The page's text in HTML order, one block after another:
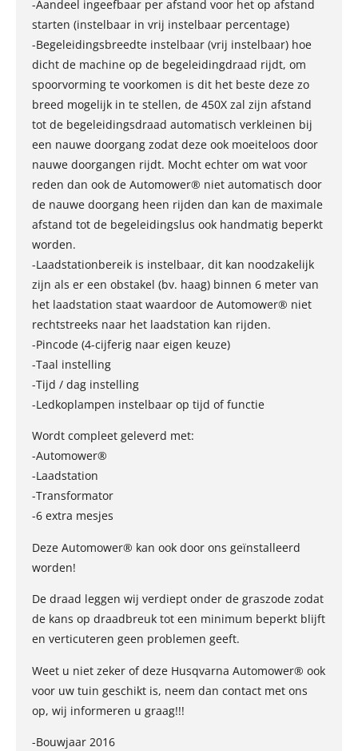
-Aandeel ingeefbaar per afstand voor het op afstand
starten (instelbaar in vrij instelbaar percentage)
-Begeleidingsbreedte instelbaar (vrij instelbaar) hoe
dicht de machine op de begeleidingdraad rijdt, om
spoorvorming te voorkomen is dit het beste deze zo
breed mogelijk in te stellen, de 450X zal zijn afstand
tot de begeleidingsdraad automatisch verkleinen bij
een nauwe doorgang zodat deze ook moeiteloos door
nauwe doorgangen rijdt. Mocht echter om wat voor
reden dan ook de Automower® niet automatisch door
de nauwe doorgang heen rijden dan kan de maximale
afstand tot de begeleidingslus ook handmatig beperkt
worden.
-Laadstationbereik is instelbaar, dit kan noodzakelijk
zijn als er een obstakel (bv. haag) binnen 6 meter van
het laadstation staat waardoor de Automower® niet
rechtstreeks naar het laadstation kan rijden.
-Pincode (4-cijferig naar eigen keuze)
-Taal instelling
-Tijd / dag instelling
-Ledkoplampen instelbaar op tijd of functie
Wordt compleet geleverd met:
-Automower®
-Laadstation
-Transformator
-6 extra mesjes
Deze Automower® kan ook door ons geïnstalleerd
worden!
De draad leggen wij verdiept onder de graszode zodat
de kans op draadbreuk tot een minimum beperkt blijft
en verticuteren geen problemen geeft.
Weet u niet zeker of deze Husqvarna Automower® ook
voor uw tuin geschikt is, neem dan contact met ons
op, wij informeren u graag!!!
-Bouwjaar 2016